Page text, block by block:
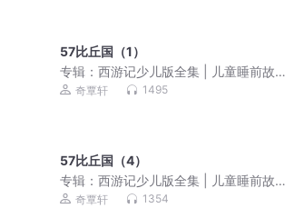
57比丘国（1）
专辑：西游记少儿版全集 | 儿童睡前故
事 |孙悟空的故事
奇覃轩 1495
57比丘国（4）
专辑：西游记少儿版全集 | 儿童睡前故
事 |孙悟空的故事
奇覃轩 1354